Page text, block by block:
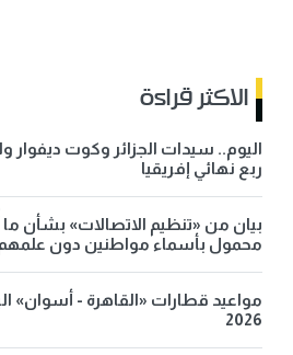
الاكثر قراءة
اليوم.. سيدات الجزائر وكوت ديفوار
ربع نهائي إفريقيا
بيان من «تنظيم الاتصالات» بشأن
محمول بأسماء مواطنين دون
2026